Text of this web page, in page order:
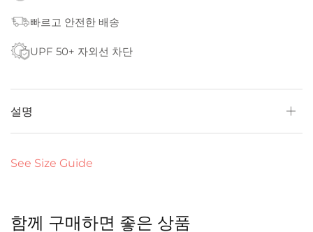
빠르고 안전한 배송
UPF 50+ 자외선 차단
설명
See Size Guide
함께 구매하면 좋은 상품